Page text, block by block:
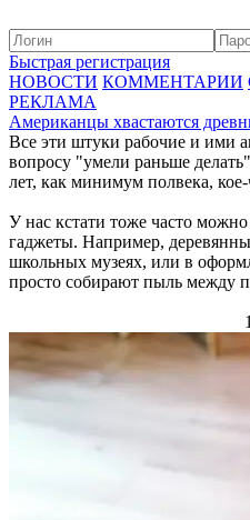
Быстрая регистрация
НОВОСТИ КОММЕНТАРИИ
РЕКЛАМА
Американцы хвастаются
Все эти штуки рабочие и ими
вопросу "умели раньше
лет, как минимум полвека,
У нас кстати тоже часто
гаджеты. Например,
школьных музеях, или в
просто собирают пыль между
1